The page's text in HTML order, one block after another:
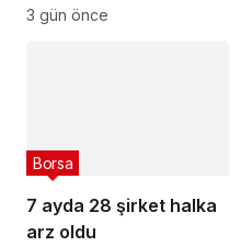
Quick Sigorta (QUICK)
3 gün önce
7 ayda 28 şirket halka
arz oldu
Borsa